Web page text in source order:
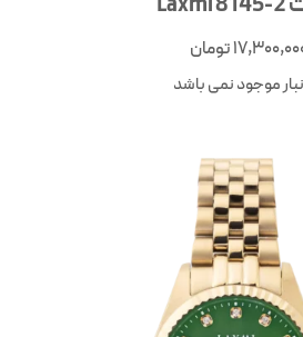
تومان
موجود نمی باشد